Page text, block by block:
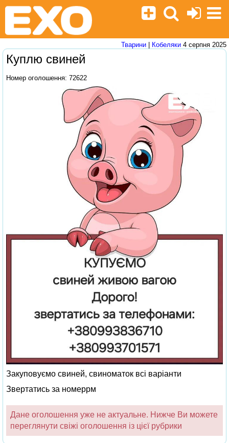
Тварини Кобеляки 4 серпня 2025
Куплю свиней
Номер оголошення: 72622
Закуповуємо свиней, свиноматок всі варіанти
Звертатись за номеррм
Дане оголошення уже не актуальне. Нижче Ви можете
переглянути свіжі оголошення із цієї рубрики